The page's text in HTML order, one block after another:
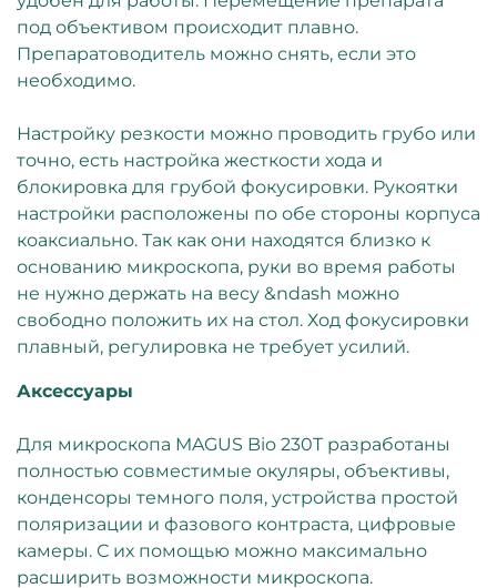
под объективом происходит плавно.
Препаратоводитель можно снять, если это
необходимо.
Настройку резкости можно проводить грубо или
точно, есть настройка жесткости хода и
блокировка для грубой фокусировки. Рукоятки
настройки расположены по обе стороны корпуса
коаксиально. Так как они находятся близко к
основанию микроскопа, руки во время работы
не нужно держать на весу &ndash можно
свободно положить их на стол. Ход фокусировки
плавный, регулировка не требует усилий.
Аксессуары
Для микроскопа MAGUS Bio 230T разработаны
полностью совместимые окуляры, объективы,
конденсоры темного поля, устройства простой
поляризации и фазового контраста, цифровые
камеры. С их помощью можно максимально
расширить возможности микроскопа.